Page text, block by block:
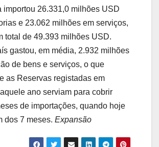
importou 26.331,0 milhões USD
e 23.062 milhões em serviços,
total de 49.393 milhões USD.
gastou, em média, 2.932 milhões
de bens e serviços, o que
as Reservas registadas em
ano serviam para cobrir
de importações, quando hoje
dos 7 meses. Expansão